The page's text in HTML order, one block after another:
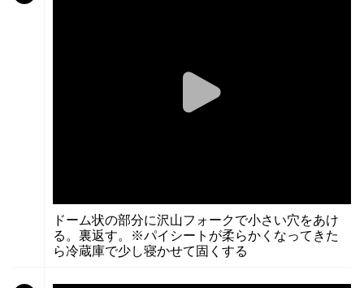
ドーム状の部分に沢山フォークで小さい穴をあけ
る。裏返す。※パイシートが柔らかくなってきた
ら冷蔵庫で少し寝かせて固くする